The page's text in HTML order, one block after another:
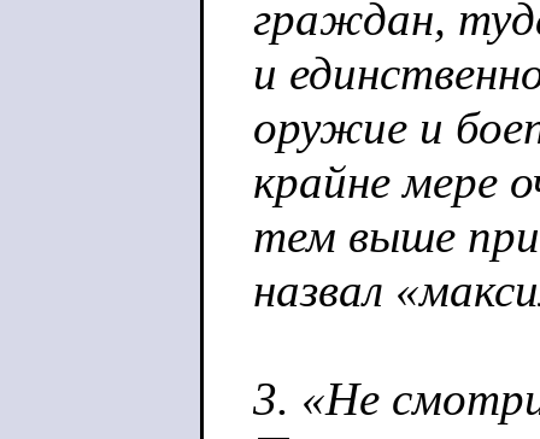
граждан,
и
оружие и
крайне мере
тем выше
назвал
3. «Не